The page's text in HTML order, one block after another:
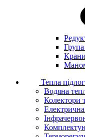
Тепла
Водяна
Колектори
Електрична